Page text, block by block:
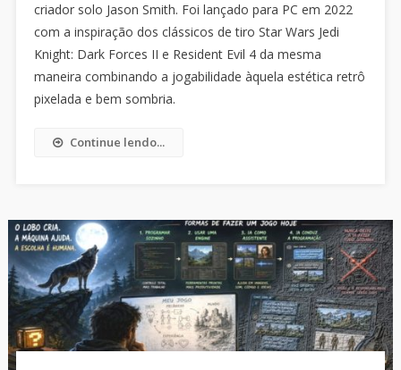
criador solo Jason Smith. Foi lançado para PC em 2022
com a inspiração dos clássicos de tiro Star Wars Jedi
Knight: Dark Forces II e Resident Evil 4 da mesma
maneira combinando a jogabilidade àquela estética retrô
pixelada e bem sombria.
Continue lendo...